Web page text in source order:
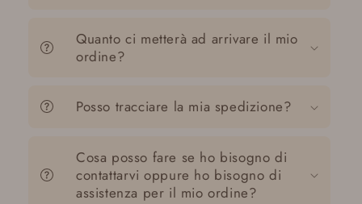
Quanto ci metterà ad arrivare il mio
ordine?
Posso tracciare la mia spedizione?
Cosa posso fare se ho bisogno di
contattarvi oppure ho bisogno di
assistenza per il mio ordine?